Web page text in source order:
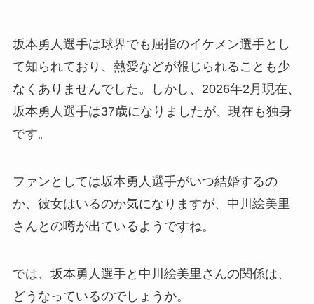
坂本勇人選手は球界でも屈指のイケメン選手とし
て知られており、熱愛などが報じられることも少
なくありませんでした。しかし、2026年2月現在、
坂本勇人選手は37歳になりましたが、現在も独身
です。
ファンとしては坂本勇人選手がいつ結婚するの
か、彼女はいるのか気になりますが、中川絵美里
さんとの噂が出ているようですね。
では、坂本勇人選手と中川絵美里さんの関係は、
どうなっているのでしょうか。